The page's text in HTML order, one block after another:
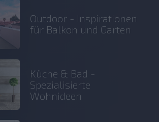
Outdoor - Inspirationen
für Balkon und Garten
Küche & Bad -
Spezialisierte
Wohnideen